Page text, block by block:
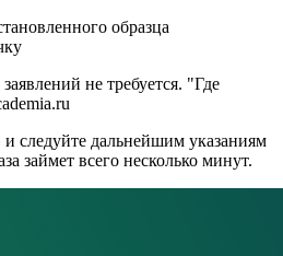
образца
не требуется. "Где
следуйте дальнейшим указаниям
займет всего несколько минут.